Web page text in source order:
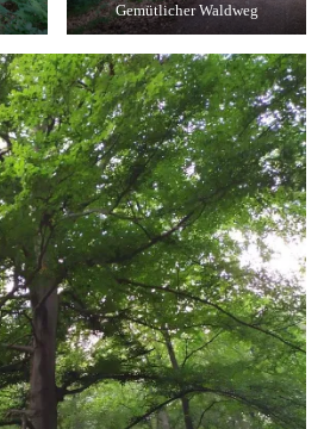
Gemütlicher Waldweg